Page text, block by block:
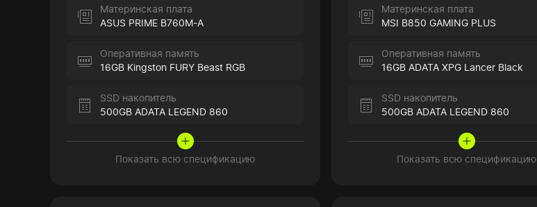
Материнская плата
ASUS PRIME B760M-A
Оперативная память
16GB Kingston FURY Beast RGB
SSD накопитель
500GB ADATA LEGEND 860
Показать всю спецификацию
Материнская плата
MSI B850 GAMING PLUS
Оперативная память
16GB ADATA XPG Lancer Black
SSD накопитель
500GB ADATA LEGEND 860
Показать всю спецификацию